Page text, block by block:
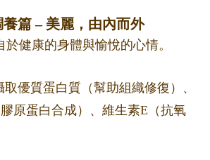
篇 – 美麗，由內而外
健康的身體與愉悅的心情。
取優質蛋白質（幫助組織修復）、
原蛋白合成）、維生素E（抗氧